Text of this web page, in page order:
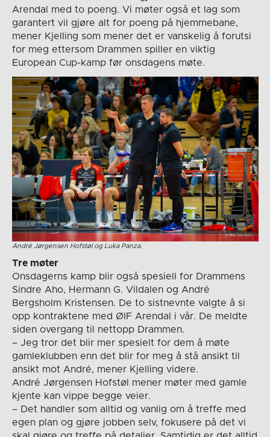
Arendal med to poeng. Vi møter også et lag som
garantert vil gjøre alt for poeng på hjemmebane,
mener Kjelling som mener det er vanskelig å forutsi
for meg ettersom Drammen spiller en viktig
European Cup-kamp før onsdagens møte.
André Jørgensen Hofstøl og Luka Panza.
Tre møter
Onsdagerns kamp blir også spesiell for Drammens
Sindre Aho, Hermann G. Vildalen og André
Bergsholm Kristensen. De to sistnevnte valgte å si
opp kontraktene med ØIF Arendal i vår. De meldte
siden overgang til nettopp Drammen.
– Jeg tror det blir mer spesielt for dem å møte
gamleklubben enn det blir for meg å stå ansikt til
ansikt mot André, mener Kjelling videre.
André Jørgensen Hofstøl mener møter med gamle
kjente kan vippe begge veier.
– Det handler som alltid og vanlig om å treffe med
egen plan og gjøre jobben selv, fokusere på det vi